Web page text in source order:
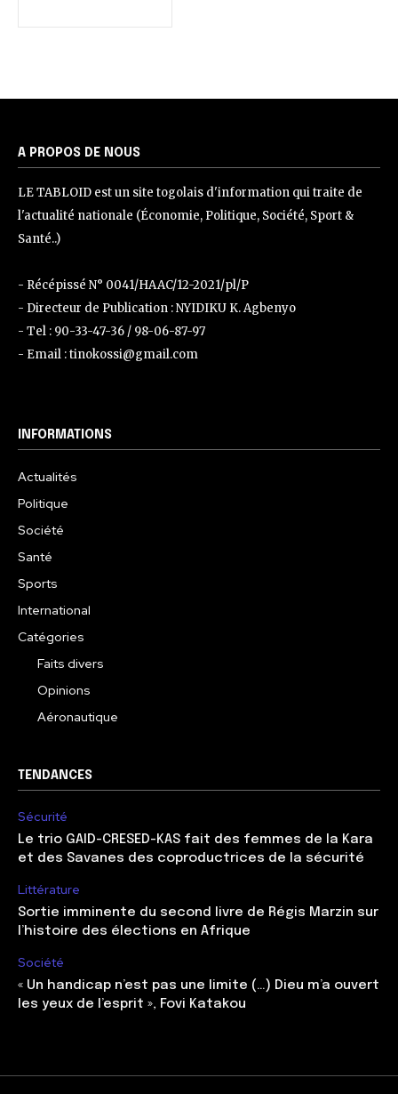
A PROPOS DE NOUS
LE TABLOID est un site togolais d'information qui traite de
l'actualité nationale (Économie, Politique, Société, Sport &
Santé..)
- Récépissé N° 0041/HAAC/12-2021/pl/P
- Directeur de Publication : NYIDIKU K. Agbenyo
- Tel : 90-33-47-36 / 98-06-87-97
- Email : tinokossi@gmail.com
INFORMATIONS
Actualités
Politique
Société
Santé
Sports
International
Catégories
Faits divers
Opinions
Aéronautique
TENDANCES
Sécurité
Le trio GAID-CRESED-KAS fait des femmes de la Kara
et des Savanes des coproductrices de la sécurité
Littérature
Sortie imminente du second livre de Régis Marzin sur
l’histoire des élections en Afrique
Société
« Un handicap n’est pas une limite (…) Dieu m’a ouvert
les yeux de l’esprit », Fovi Katakou